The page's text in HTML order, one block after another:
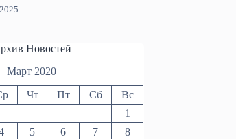
Новостей
Март 2020
Чт Пт Сб
Вс
1
5 6 7
8